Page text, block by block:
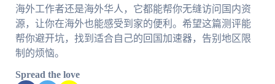
海外工作者还是海外华人，它都能帮你无缝访问国内资
源，让你在海外也能感受到家的便利。希望这篇测评能
帮你避开坑，找到适合自己的回国加速器，告别地区限
制的烦恼。
Spread the love